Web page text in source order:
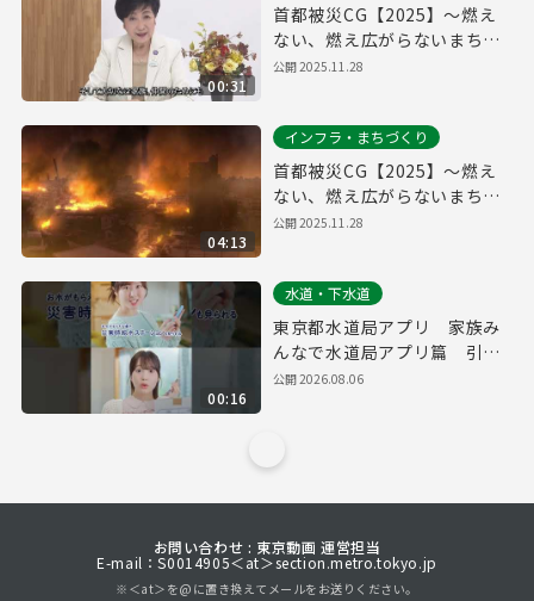
00:31
首都被災CG【2025】～燃え
ない、燃え広がらないまちへ
～
公開2025.11.28
04:13
インフラ・まちづくり
首都被災CG【2025】～燃え
ない、燃え広がらないまちへ
～
公開2025.11.28
00:16
水道・下水道
東京都水道局アプリ 家族み
んなで水道局アプリ篇 引っ
越し・防災 縦ver.（１５
公開2026.08.06
お問い合わせ : 東京動画 運営担当
E-mail：S0014905＜at＞section.metro.tokyo.jp
※＜at＞を@に置き換えてメールをお送りください。